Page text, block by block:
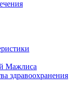
Мажлиса
здравоохранения